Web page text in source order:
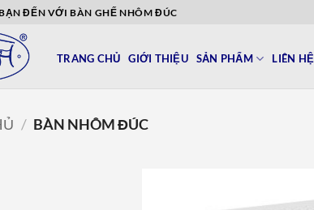
ĐẾN VỚI BÀN GHẾ NHÔM ĐÚC
TRANG CHỦ GIỚI THIỆU SẢN PHẨM LIÊN HỆ
/ BÀN NHÔM ĐÚC